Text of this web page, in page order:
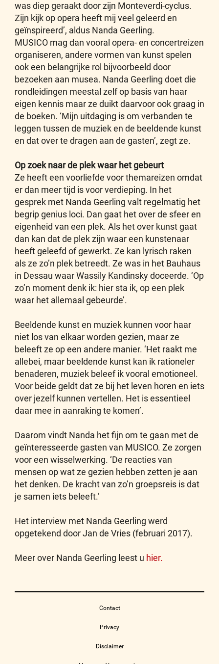
was diep geraakt door zijn Monteverdi-cyclus.
Zijn kijk op opera heeft mij veel geleerd en
geïnspireerd’, aldus Nanda Geerling.
MUSICO mag dan vooral opera- en concertreizen
organiseren, andere vormen van kunst spelen
ook een belangrijke rol bijvoorbeeld door
bezoeken aan musea. Nanda Geerling doet die
rondleidingen meestal zelf op basis van haar
eigen kennis maar ze duikt daarvoor ook graag in
de boeken. ‘Mijn uitdaging is om verbanden te
leggen tussen de muziek en de beeldende kunst
en dat over te dragen aan de gasten’, zegt ze.
Op zoek naar de plek waar het gebeurt
Ze heeft een voorliefde voor themareizen omdat
er dan meer tijd is voor verdieping. In het
gesprek met Nanda Geerling valt regelmatig het
begrip genius loci. Dan gaat het over de sfeer en
eigenheid van een plek. Als het over kunst gaat
dan kan dat de plek zijn waar een kunstenaar
heeft geleefd of gewerkt. Ze kan lyrisch raken
als ze zo’n plek betreedt. Ze was in het Bauhaus
in Dessau waar Wassily Kandinsky doceerde. ‘Op
zo’n moment denk ik: hier sta ik, op een plek
waar het allemaal gebeurde’.
Beeldende kunst en muziek kunnen voor haar
niet los van elkaar worden gezien, maar ze
beleeft ze op een andere manier. ‘Het raakt me
allebei, maar beeldende kunst kan ik rationeler
benaderen, muziek beleef ik vooral emotioneel.
Voor beide geldt dat ze bij het leven horen en iets
over jezelf kunnen vertellen. Het is essentieel
daar mee in aanraking te komen’.
Daarom vindt Nanda het fijn om te gaan met de
geïnteresseerde gasten van MUSICO. Ze zorgen
voor een wisselwerking. ‘De reacties van
mensen op wat ze gezien hebben zetten je aan
het denken. De kracht van zo’n groepsreis is dat
je samen iets beleeft.’
Het interview met Nanda Geerling werd
opgetekend door Jan de Vries (februari 2017).
Meer over Nanda Geerling leest u hier.
Contact
Privacy
Disclaimer